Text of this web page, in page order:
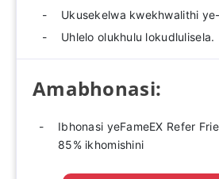
Ukusekelwa kwekhwalithi
Uhlelo olukhulu lokudlulisela.
Amabhonasi:
Ibhonasi yeFameEX Refer
85% ikhomishini